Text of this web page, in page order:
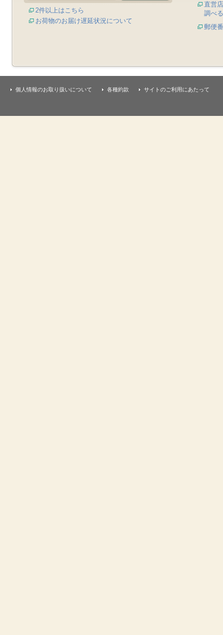
2件以上はこちら
お荷物のお届け遅延状況について
直営
調べる
郵便
個人情報のお取り扱いについて 各種約款 サイトのご利用にあたって